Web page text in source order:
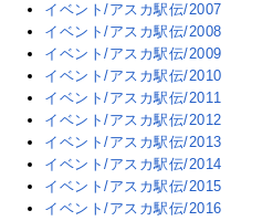
イベント/アスカ駅伝/2007
イベント/アスカ駅伝/2008
イベント/アスカ駅伝/2009
イベント/アスカ駅伝/2010
イベント/アスカ駅伝/2011
イベント/アスカ駅伝/2012
イベント/アスカ駅伝/2013
イベント/アスカ駅伝/2014
イベント/アスカ駅伝/2015
イベント/アスカ駅伝/2016